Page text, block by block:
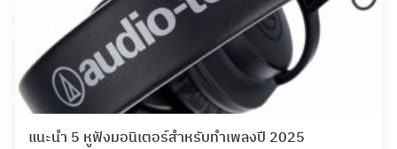
แนะนำ 5 หูฟังมอนิเตอร์สำหรับทำเพลงปี 2025